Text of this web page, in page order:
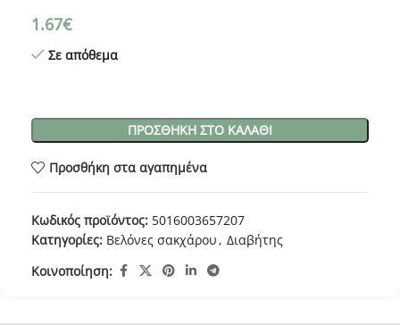
1.67€
Σε απόθεμα
ΠΡΟΣΘΉΚΗ ΣΤΟ ΚΑΛΆΘΙ
Προσθήκη στα αγαπημένα
Κωδικός προϊόντος: 5016003657207
Κατηγορίες: Βελόνες σακχάρου, Διαβήτης
Κοινοποίηση: